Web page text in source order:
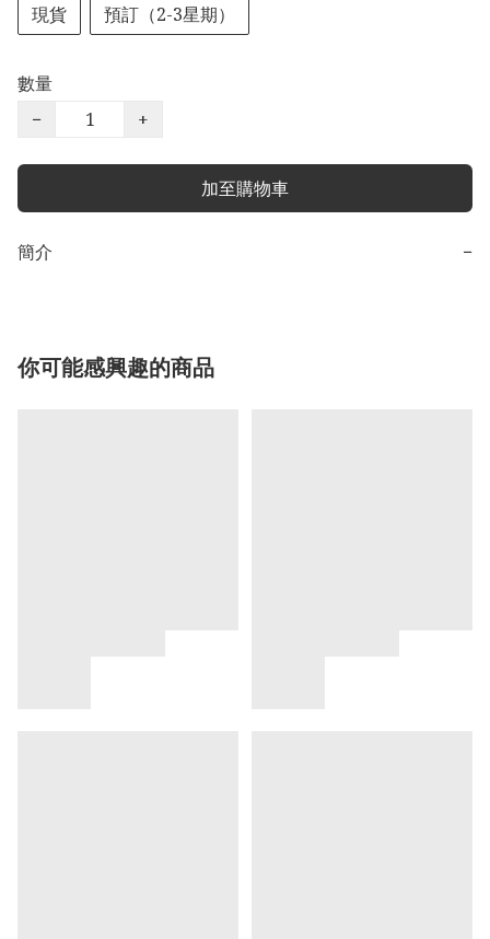
現貨
預訂（2-3星期）
數量
−
+
加至購物車
簡介 −
你可能感興趣的商品